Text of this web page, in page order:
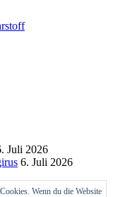
Juli 2026
6. Juli 2026
Wenn du die Website